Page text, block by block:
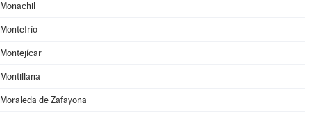
Monachil
Montefrío
Montejícar
Montillana
Moraleda de Zafayona